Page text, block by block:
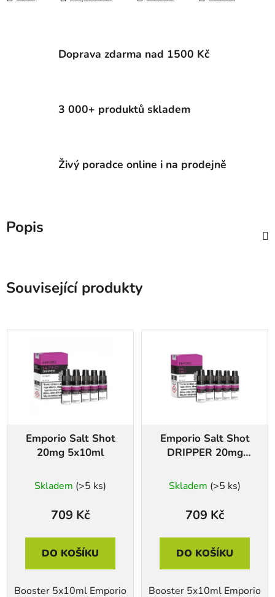
Doprava zdarma nad 1500 Kč
3 000+ produktů skladem
Živý poradce online i na prodejně
Popis
Související produkty
Emporio Salt Shot
20mg 5x10ml
Skladem (>5 ks)
709 Kč
DO KOŠÍKU
Booster 5x10ml Emporio
Emporio Salt Shot
DRIPPER 20mg
Skladem (>5 ks)
709 Kč
DO KOŠÍKU
Booster 5x10ml Emporio